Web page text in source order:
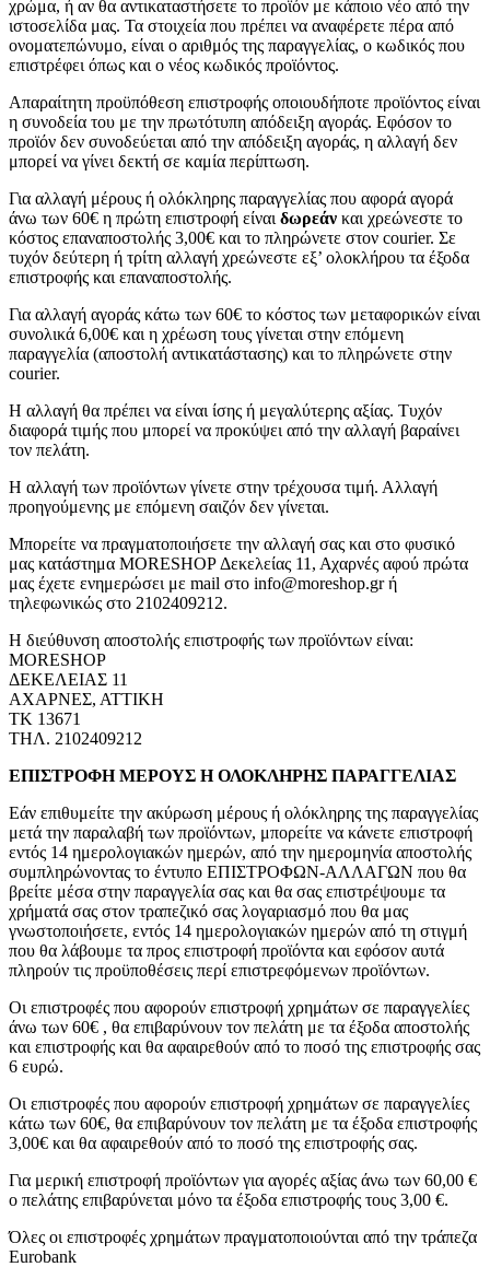
χρώμα, ή αν θα αντικαταστήσετε το προϊόν με κάποιο νέο από την
ιστοσελίδα μας. Τα στοιχεία που πρέπει να αναφέρετε πέρα από
ονοματεπώνυμο, είναι ο αριθμός της παραγγελίας, ο κωδικός που
επιστρέφει όπως και ο νέος κωδικός προϊόντος.
Απαραίτητη προϋπόθεση επιστροφής οποιουδήποτε προϊόντος είναι
η συνοδεία του με την πρωτότυπη απόδειξη αγοράς. Εφόσον το
προϊόν δεν συνοδεύεται από την απόδειξη αγοράς, η αλλαγή δεν
μπορεί να γίνει δεκτή σε καμία περίπτωση.
Για αλλαγή μέρους ή ολόκληρης παραγγελίας που αφορά αγορά
άνω των 60€ η πρώτη επιστροφή είναι δωρεάν και χρεώνεστε το
κόστος επαναποστολής 3,00€ και το πληρώνετε στον courier. Σε
τυχόν δεύτερη ή τρίτη αλλαγή χρεώνεστε εξ’ ολοκλήρου τα έξοδα
επιστροφής και επαναποστολής.
Για αλλαγή αγοράς κάτω των 60€ το κόστος των μεταφορικών είναι
συνολικά 6,00€ και η χρέωση τους γίνεται στην επόμενη
παραγγελία (αποστολή αντικατάστασης) και το πληρώνετε στην
courier.
Η αλλαγή θα πρέπει να είναι ίσης ή μεγαλύτερης αξίας. Τυχόν
διαφορά τιμής που μπορεί να προκύψει από την αλλαγή βαραίνει
τον πελάτη.
Η αλλαγή των προϊόντων γίνετε στην τρέχουσα τιμή. Αλλαγή
προηγούμενης με επόμενη σαιζόν δεν γίνεται.
Μπορείτε να πραγματοποιήσετε την αλλαγή σας και στο φυσικό
μας κατάστημα MORESHOP Δεκελείας 11, Αχαρνές αφού πρώτα
μας έχετε ενημερώσει με mail στο info@moreshop.gr ή
τηλεφωνικώς στο 2102409212.
Η διεύθυνση αποστολής επιστροφής των προϊόντων είναι:
MORESHOP
ΔΕΚΕΛΕΙΑΣ 11
ΑΧΑΡΝΕΣ, ΑΤΤΙΚΗ
ΤΚ 13671
ΤΗΛ. 2102409212
ΕΠΙΣΤΡΟΦΗ ΜΕΡΟΥΣ Η ΟΛΟΚΛΗΡΗΣ ΠΑΡΑΓΓΕΛΙΑΣ
Εάν επιθυμείτε την ακύρωση μέρους ή ολόκληρης της παραγγελίας
μετά την παραλαβή των προϊόντων, μπορείτε να κάνετε επιστροφή
εντός 14 ημερολογιακών ημερών, από την ημερομηνία αποστολής
συμπληρώνοντας το έντυπο ΕΠΙΣΤΡΟΦΩΝ-ΑΛΛΑΓΩΝ που θα
βρείτε μέσα στην παραγγελία σας και θα σας επιστρέψουμε τα
χρήματά σας στον τραπεζικό σας λογαριασμό που θα μας
γνωστοποιήσετε, εντός 14 ημερολογιακών ημερών από τη στιγμή
που θα λάβουμε τα προς επιστροφή προϊόντα και εφόσον αυτά
πληρούν τις προϋποθέσεις περί επιστρεφόμενων προϊόντων.
Οι επιστροφές που αφορούν επιστροφή χρημάτων σε παραγγελίες
άνω των 60€ , θα επιβαρύνουν τον πελάτη με τα έξοδα αποστολής
και επιστροφής και θα αφαιρεθούν από το ποσό της επιστροφής σας
6 ευρώ.
Οι επιστροφές που αφορούν επιστροφή χρημάτων σε παραγγελίες
κάτω των 60€, θα επιβαρύνουν τον πελάτη με τα έξοδα επιστροφής
3,00€ και θα αφαιρεθούν από το ποσό της επιστροφής σας.
Για μερική επιστροφή προϊόντων για αγορές αξίας άνω των 60,00 €
ο πελάτης επιβαρύνεται μόνο τα έξοδα επιστροφής τους 3,00 €.
Όλες οι επιστροφές χρημάτων πραγματοποιούνται από την τράπεζα
Eurobank